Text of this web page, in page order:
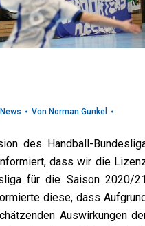
Von Norman Gunkel
des Handball-
dass wir die
für die Saison 2020/
diese, dass
Auswirkungen